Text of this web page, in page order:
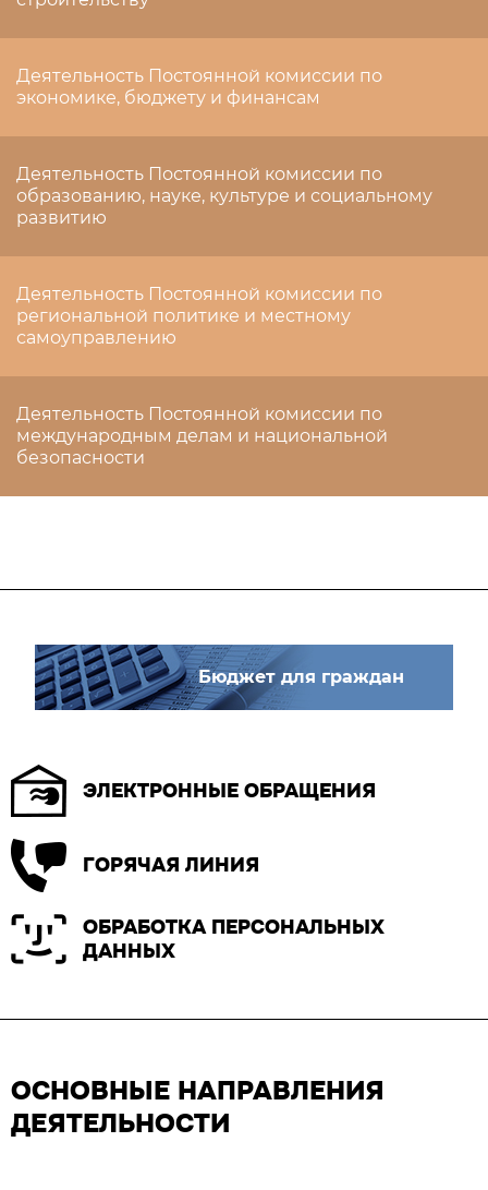
Деятельность Постоянной комиссии по
экономике, бюджету и финансам
Деятельность Постоянной комиссии по
образованию, науке, культуре и социальному
развитию
Деятельность Постоянной комиссии по
региональной политике и местному
самоуправлению
Деятельность Постоянной комиссии по
международным делам и национальной
безопасности
Бюджет для граждан
ЭЛЕКТРОННЫЕ ОБРАЩЕНИЯ
ГОРЯЧАЯ ЛИНИЯ
ОБРАБОТКА ПЕРСОНАЛЬНЫХ
ДАННЫХ
ОСНОВНЫЕ НАПРАВЛЕНИЯ
ДЕЯТЕЛЬНОСТИ